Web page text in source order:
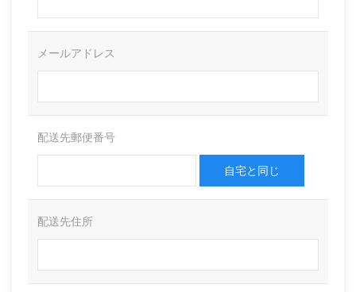
メールアドレス
配送先郵便番号
自宅と同じ
配送先住所